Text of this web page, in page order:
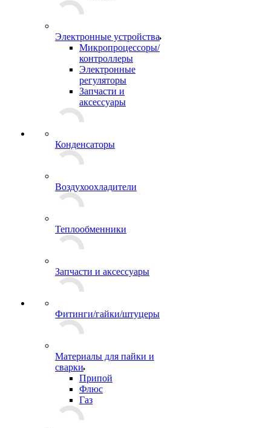
Электронные устройства
Микропроцессоры/
контроллеры
Электронные
регуляторы
Запчасти и
аксессуары
Конденсаторы
Воздухоохладители
Теплообменники
Запчасти и аксессуары
Фитинги/гайки/штуцеры
Материалы для пайки и
сварки
Припой
Флюс
Газ